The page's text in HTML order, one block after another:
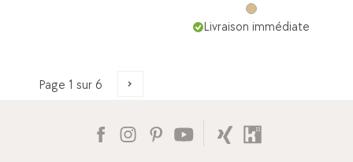
Livraison immédiate